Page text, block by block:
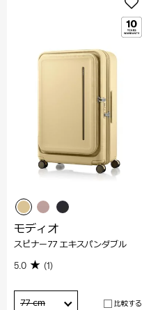
モディオ
スピナー77 エキスパンダブル
5.0 (1)
77 cm 比較する